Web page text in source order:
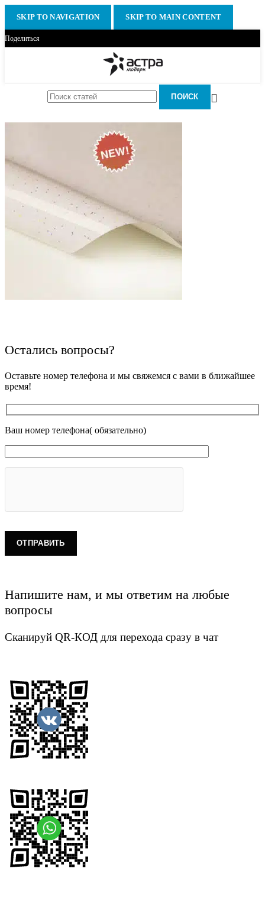
SKIP TO NAVIGATION SKIP TO MAIN CONTENT
Поделиться
ПОИСК
Остались вопросы?
Оставьте номер телефона и мы свяжемся с вами в ближайшее
время!
Ваш номер телефона( обязательно)
Напишите нам, и мы ответим на любые
вопросы
Сканируй QR-КОД для перехода сразу в чат